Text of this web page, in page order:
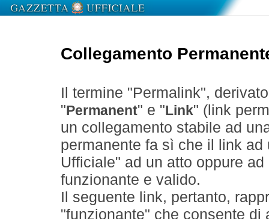
Collegamento
Il termine "Permalink",
" Permanent" e " Link" (link
un collegamento stabile ad
permanente fa sì che il link
Ufficiale" ad un atto oppure
funzionante e valido.
Il seguente link, pertanto,
"funzionante" che consente